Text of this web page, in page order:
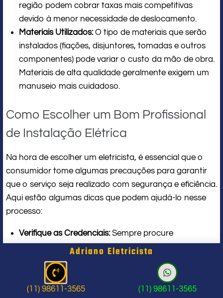
região podem cobrar taxas mais competitivas
devido à menor necessidade de deslocamento.
Materiais Utilizados:O tipo de materiais que serão
instalados (fiações, disjuntores, tomadas e outros
componentes) pode variar o custo da mão de obra.
Materiais de alta qualidade geralmente exigem um
manuseio mais cuidadoso.
Como Escolher um Bom Profissional
de Instalação Elétrica
Na hora de escolher um eletricista, é essencial que o
consumidor tome algumas precauções para garantir
que o serviço seja realizado com segurança e eficiência.
Aqui estão algumas dicas que podem ajudá-lo nesse
processo:
Verifique as Credenciais:Sempre procure
profissionais que possuam formação técnica e
registro no Conselho Regional de Engenharia e
Agronomia (CREA). Isso garante que o eletricista
possui a qualificação necessária para a execução
Adriano Eletricista
(11) 98611-3565 (11) 98611-3565